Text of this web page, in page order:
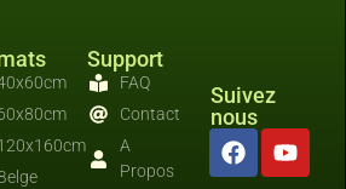
Support
FAQ
Contact
A
Propos
Suivez
nous